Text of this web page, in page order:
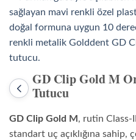
Önceki
Clip
Gold
GD Clip Gold M
Tutucu
GD Clip Gold M , rutin Class-
standart uç açıklığına sahip,